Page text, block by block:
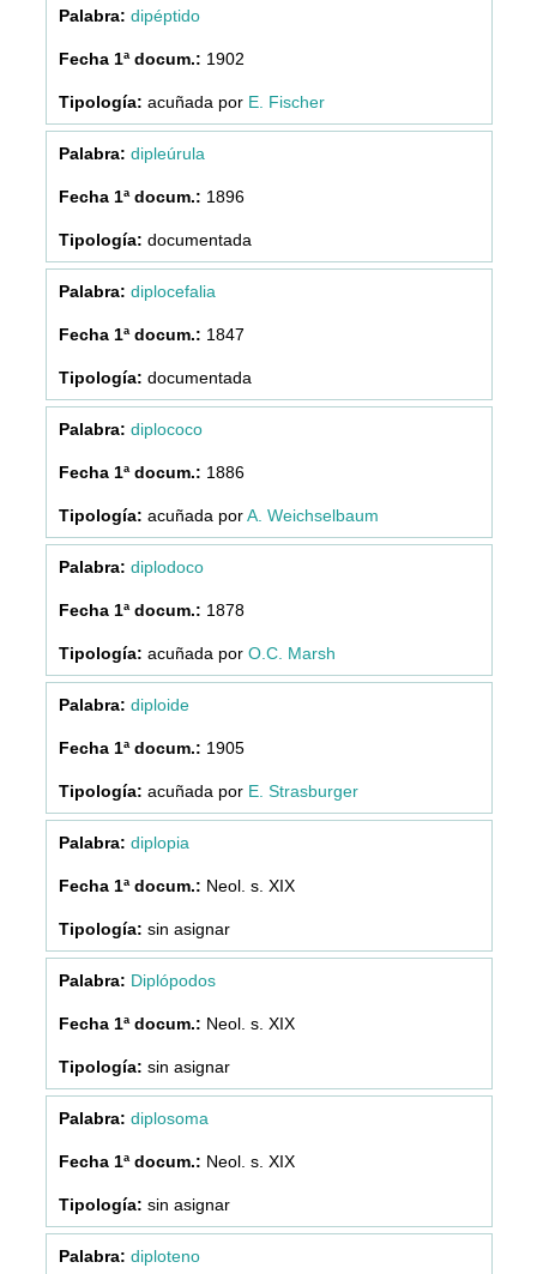
dipéptido
1902
acuñada por E. Fischer
dipleúrula
1896
documentada
diplocefalia
1847
documentada
diplococo
1886
acuñada porA. Weichselbaum
diplodoco
1878
acuñada por O.C. Marsh
diploide
1905
acuñada por E. Strasburger
diplopia
Neol. s. XIX
sin asignar
Diplópodos
Neol. s. XIX
sin asignar
diplosoma
Neol. s. XIX
sin asignar
diploteno